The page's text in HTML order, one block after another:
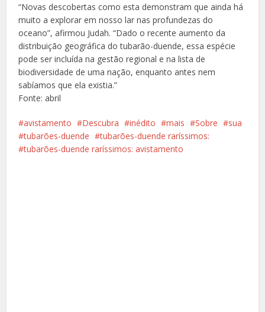
“Novas descobertas como esta demonstram que ainda há
muito a explorar em nosso lar nas profundezas do
oceano”, afirmou Judah. “Dado o recente aumento da
distribuição geográfica do tubarão-duende, essa espécie
pode ser incluída na gestão regional e na lista de
biodiversidade de uma nação, enquanto antes nem
sabíamos que ela existia.”
Fonte: abril
avistamento Descubra inédito mais Sobre
sua
tubarões-duende
tubarões-duende raríssimos:
tubarões-duende raríssimos: avistamento